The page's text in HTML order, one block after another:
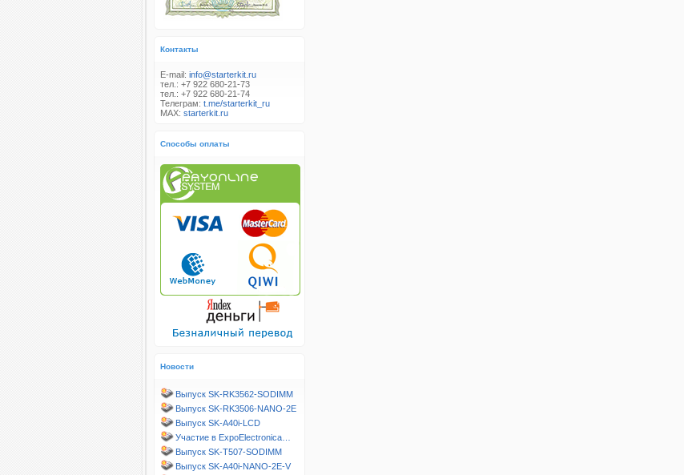
Контакты
E-mail: info@starterkit.ru
тел.: +7 922 680-21-73
тел.: +7 922 680-21-74
Телеграм: t.me/starterkit_ru
MAX: starterkit.ru
Способы оплаты
Новости
Выпуск SK-RK3562-SODIMM
Выпуск SK-RK3506-NANO-2E
Выпуск SK-A40i-LCD
Участие в ExpoElectronica…
Выпуск SK-T507-SODIMM
Выпуск SK-A40i-NANO-2E-V